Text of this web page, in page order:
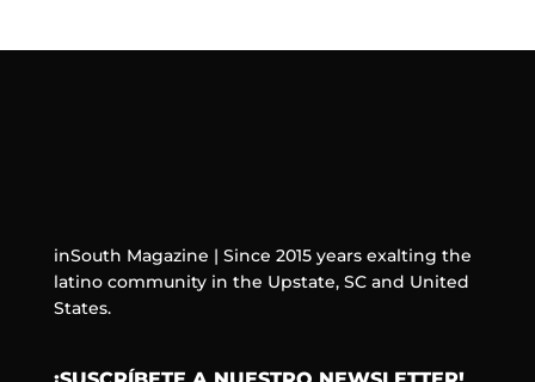
inSouth Magazine | Since 2015 years exalting the
latino community in the Upstate, SC and United
States.